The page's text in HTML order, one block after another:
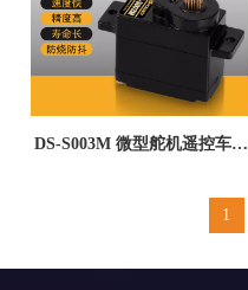
DS-S003M 微型舵机遥控车模
1